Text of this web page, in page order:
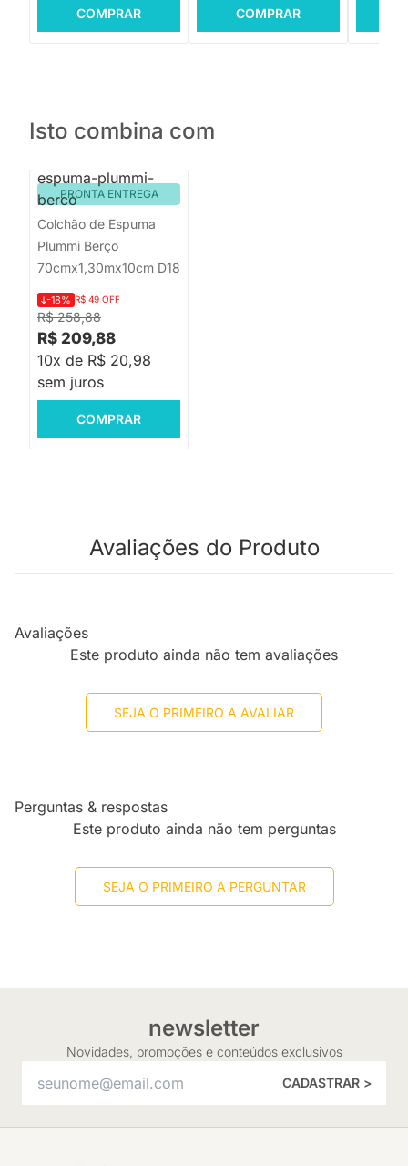
COMPRAR COMPRAR
Isto combina com
PRONTA ENTREGA
Colchão de Espuma
Plummi Berço
70cmx1,30mx10cm D18
R$ 258,88
-18% R$ 49 OFF
R$ 209,88
10x de R$ 20,98
sem juros
COMPRAR
Avaliações do Produto
Avaliações
Este produto ainda não tem avaliações
SEJA O PRIMEIRO A AVALIAR
Perguntas & respostas
Este produto ainda não tem perguntas
SEJA O PRIMEIRO A PERGUNTAR
newsletter
Novidades, promoções e conteúdos exclusivos
CADASTRAR >